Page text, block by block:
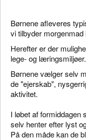
Børnene afleveres
vi tilbyder morgenmad
Herefter er der
lege- og læringsmiljøer.
Børnene vælger selv
de "ejerskab",
aktivitet.
I løbet af formiddagen
selv henter efter lyst
På den måde kan de